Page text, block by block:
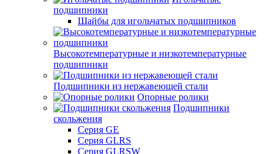
подшипники
Шайбы для игольчатых подшипников
Высокотемпературные и низкотемпературные
подшипники
Подшипники из нержавеющей стали
Опорные ролики
Подшипники
скольжения
Серия GE
Серия GLRS
Серия GLRSW